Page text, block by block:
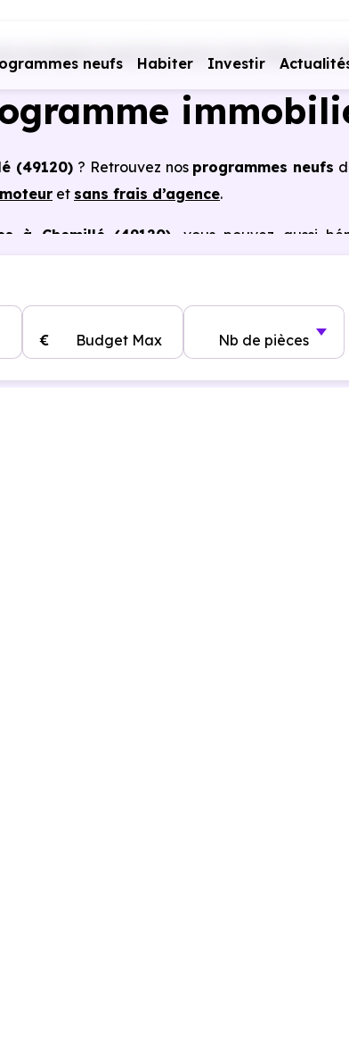
neufs Habiter Investir
immobiliers neufs Pays de la Loire Maine-et-
(49120)? Retrouvez nos programmes neufs
et sans frais d’agence.
à Chemillé (49120) , vous pouvez aussi
Budget Max
€ Nb de pièces